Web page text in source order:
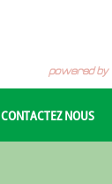
CONTACTEZ NOUS